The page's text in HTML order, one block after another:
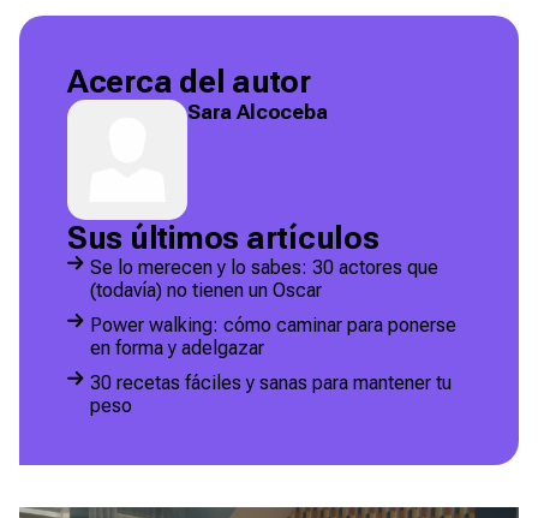
Acerca del autor
Sara Alcoceba
Sus últimos artículos
Se lo merecen y lo sabes: 30 actores que
(todavía) no tienen un Oscar
Power walking: cómo caminar para ponerse
en forma y adelgazar
30 recetas fáciles y sanas para mantener tu
peso